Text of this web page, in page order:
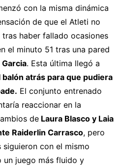
con la misma dinámica
de que el Atleti no
haber fallado ocasiones
el minuto 51 tras una pared
. Esta última llegó a
balón atrás para que pudiera
El conjunto entrenado
reaccionar en la
de Laura Blasco y Laia
Raiderlin Carrasco, pero
con el mismo
juego más fluido y